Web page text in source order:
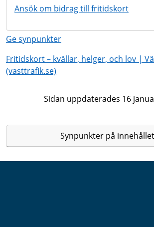
Ansök om bidrag till fritidskort
Ge synpunkter
Fritidskort – kvällar, helger, och lov |
(vasttrafik.se)
Sidan uppdaterades 16
Synpunkter på innehållet